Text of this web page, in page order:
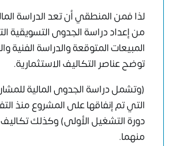
لذا فمن المنطقي أن تعد الدراسة
منإعداد دراسة الجدوى التسويقية
المبيعات المتوقعة والدراسة الفنية
توضح عناصر التكاليف الاستثمارية.
(وتشمل دراسة الجدوى المالية
التي تم إنفاقها على المشروع منذ
دورة التشغيل الأولى) وكذلك
منهما.